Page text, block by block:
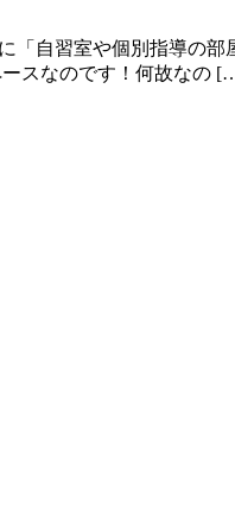
「自習室や個別指導の
ースなのです！何故なの